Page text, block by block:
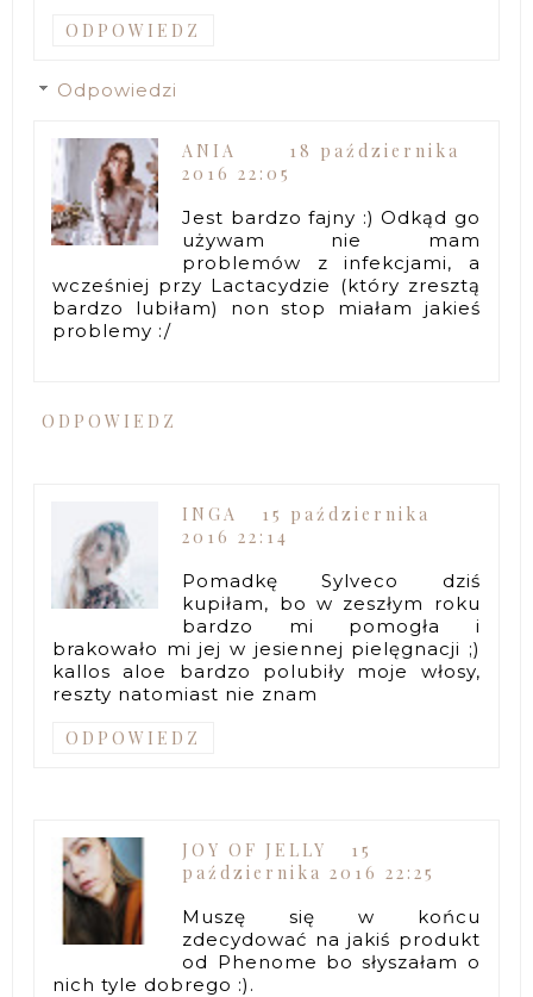
ODPOWIEDZ
Odpowiedzi
ANIA
18 października
2016 22:05
Jest bardzo fajny :) Odkąd go
używam nie mam
problemów z infekcjami, a
wcześniej przy Lactacydzie (który zresztą
bardzo lubiłam) non stop miałam jakieś
problemy :/
ODPOWIEDZ
INGA
15 października
2016 22:14
Pomadkę Sylveco dziś
kupiłam, bo w zeszłym roku
bardzo mi pomogła i
brakowało mi jej w jesiennej pielęgnacji ;)
kallos aloe bardzo polubiły moje włosy,
reszty natomiast nie znam
ODPOWIEDZ
JOY OF JELLY
15
października 2016 22:25
Muszę się w końcu
zdecydować na jakiś produkt
od Phenome bo słyszałam o
nich tyle dobrego :).